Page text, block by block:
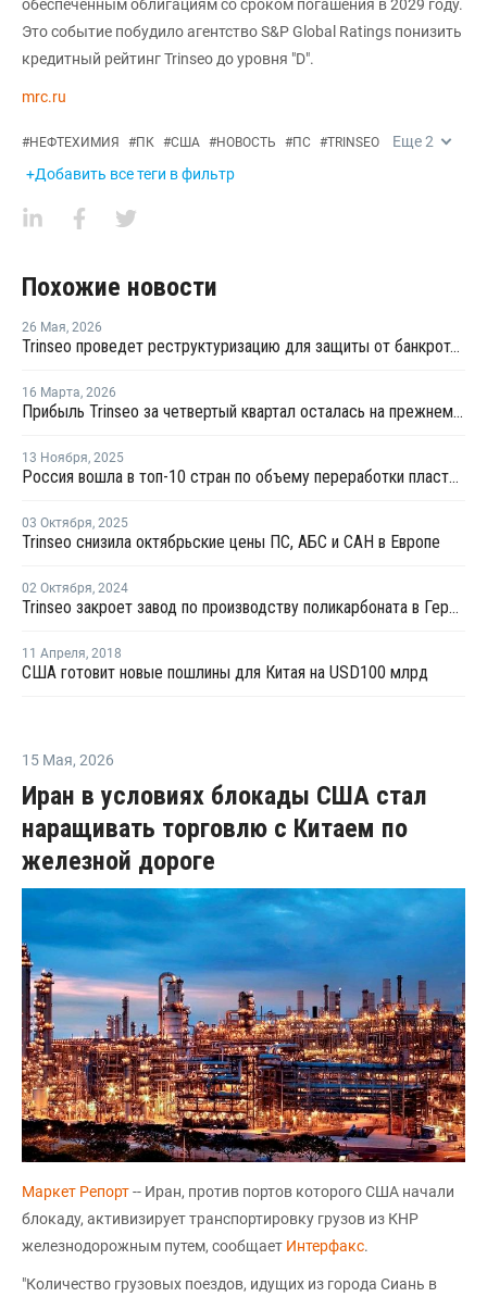
обеспеченным облигациям со сроком погашения в 2029 году.
Это событие побудило агентство S&P Global Ratings понизить
кредитный рейтинг Trinseo до уровня "D".
mrc.ru
#НЕФТЕХИМИЯ #ПК #США #НОВОСТЬ #ПС #TRINSEO Еще2
+Добавить все теги в фильтр
Похожие новости
26 Мая, 2026
Trinseo проведет реструктуризацию для защиты от банкротства
16 Марта, 2026
Прибыль Trinseo за четвертый квартал осталась на прежнем уровне
13 Ноября, 2025
Россия вошла в топ-10 стран по объему переработки пластмасс за 2024 год
03 Октября, 2025
Trinseo снизила октябрьские цены ПС, АБС и САН в Европе
02 Октября, 2024
Trinseo закроет завод по производству поликарбоната в Германии
11 Апреля, 2018
США готовит новые пошлины для Китая на USD100 млрд
15 Мая, 2026
Иран в условиях блокады США стал
наращивать торговлю с Китаем по
железной дороге
Маркет Репорт-- Иран, против портов которого США начали
блокаду, активизирует транспортировку грузов из КНР
железнодорожным путем, сообщает Интерфакс.
"Количество грузовых поездов, идущих из города Сиань в